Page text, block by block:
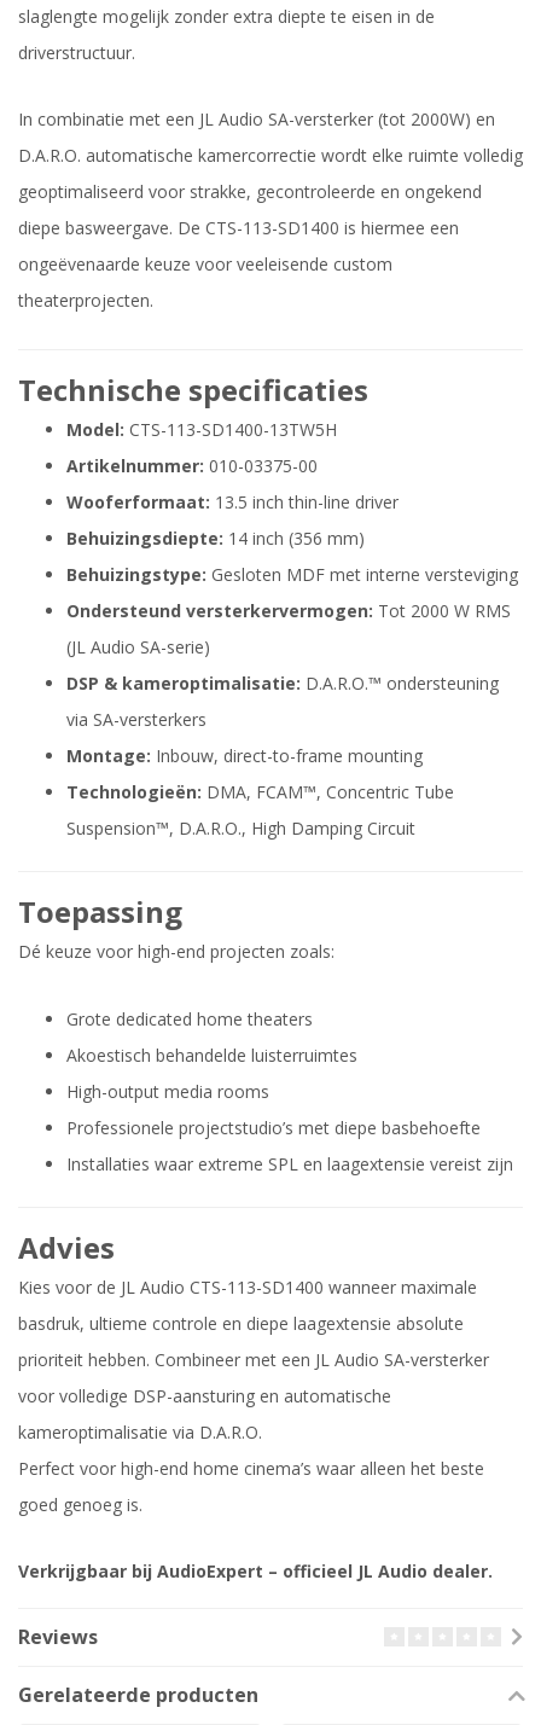
slaglengte mogelijk zonder extra diepte te eisen in de
driverstructuur.
In combinatie met een JL Audio SA-versterker (tot 2000W) en
D.A.R.O. automatische kamercorrectie wordt elke ruimte volledig
geoptimaliseerd voor strakke, gecontroleerde en ongekend
diepe basweergave. De CTS-113-SD1400 is hiermee een
ongeëvenaarde keuze voor veeleisende custom
theaterprojecten.
Technische specificaties
Model: CTS-113-SD1400-13TW5H
Artikelnummer: 010-03375-00
Wooferformaat: 13.5 inch thin-line driver
Behuizingsdiepte: 14 inch (356 mm)
Behuizingstype: Gesloten MDF met interne versteviging
Ondersteund versterkervermogen: Tot 2000 W RMS
(JL Audio SA-serie)
DSP & kameroptimalisatie: D.A.R.O.™ ondersteuning
via SA-versterkers
Montage: Inbouw, direct-to-frame mounting
Technologieën: DMA, FCAM™, Concentric Tube
Suspension™, D.A.R.O., High Damping Circuit
Toepassing
Dé keuze voor high-end projecten zoals:
Grote dedicated home theaters
Akoestisch behandelde luisterruimtes
High-output media rooms
Professionele projectstudio’s met diepe basbehoefte
Installaties waar extreme SPL en laagextensie vereist zijn
Advies
Kies voor de JL Audio CTS-113-SD1400 wanneer maximale
basdruk, ultieme controle en diepe laagextensie absolute
prioriteit hebben. Combineer met een JL Audio SA-versterker
voor volledige DSP-aansturing en automatische
kameroptimalisatie via D.A.R.O.
Perfect voor high-end home cinema’s waar alleen het beste
goed genoeg is.
Verkrijgbaar bij AudioExpert – officieel JL Audio dealer.
Reviews
Gerelateerde producten